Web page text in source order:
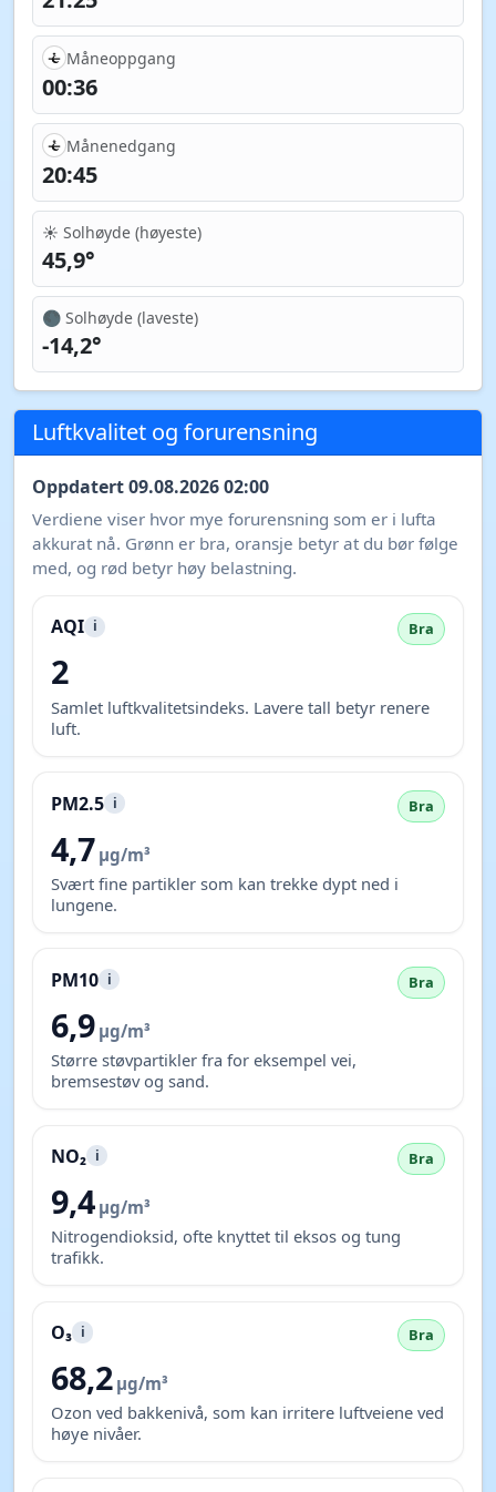
Måneoppgang
00:36
Månenedgang
20:45
☀️ Solhøyde (høyeste)
45,9°
🌑 Solhøyde (laveste)
-14,2°
Luftkvalitet og forurensning
Oppdatert 09.08.2026 02:00
Verdiene viser hvor mye forurensning som er i lufta
akkurat nå. Grønn er bra, oransje betyr at du bør følge
med, og rød betyr høy belastning.
AQI i Bra
2
Samlet luftkvalitetsindeks. Lavere tall betyr renere
luft.
PM2.5 i Bra
4,7 µg/m³
Svært fine partikler som kan trekke dypt ned i
lungene.
PM10 i Bra
6,9 µg/m³
Større støvpartikler fra for eksempel vei,
bremsestøv og sand.
NO₂ i Bra
9,4 µg/m³
Nitrogendioksid, ofte knyttet til eksos og tung
trafikk.
O₃ i Bra
68,2 µg/m³
Ozon ved bakkenivå, som kan irritere luftveiene ved
høye nivåer.